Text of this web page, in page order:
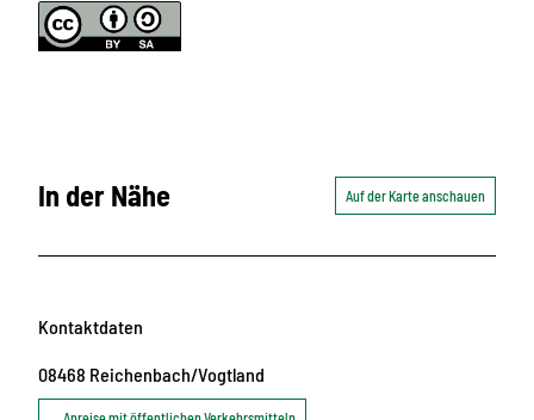
In der Nähe Auf der Karte anschauen
Kontaktdaten
08468 Reichenbach/Vogtland